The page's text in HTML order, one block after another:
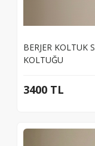
BERJER KOLTUK
KOLTUĞU
3400 TL